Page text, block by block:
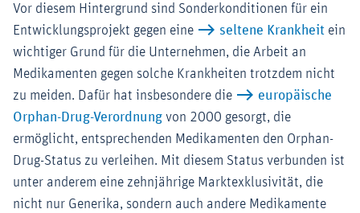
Vor diesem Hintergrund sind Sonderkonditionen für ein
Entwicklungsprojekt gegen eine
seltene Krankheit ein
wichtiger Grund für die Unternehmen, die Arbeit an
Medikamenten gegen solche Krankheiten trotzdem nicht
zu meiden. Dafür hat insbesondere die
europäische
Orphan-Drug-Verordnung von 2000 gesorgt, die
ermöglicht, entsprechenden Medikamenten den Orphan-
Drug-Status zu verleihen. Mit diesem Status verbunden ist
unter anderem eine zehnjährige Marktexklusivität, die
nicht nur Generika, sondern auch andere Medikamente